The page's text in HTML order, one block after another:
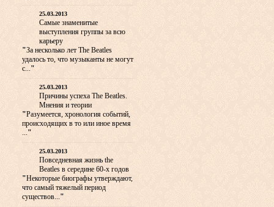
25.03.2013
Самые знаменитые
выступления группы за всю
карьеру
"За несколько лет The Beatles
удалось то, что музыканты не могут
с..."
25.03.2013
Причины успеха The Beatles.
Мнения и теории
"Разумеется, хронология событий,
происходящих в то или иное время
..."
25.03.2013
Повседневная жизнь the
Beatles в середине 60-х годов
"Некоторые биографы утверждают,
что самый тяжелый период
существов..."